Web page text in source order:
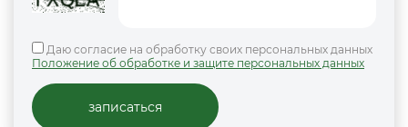
Даю согласие на обработку своих персональных данных
Положение об обработке и защите персональных данных